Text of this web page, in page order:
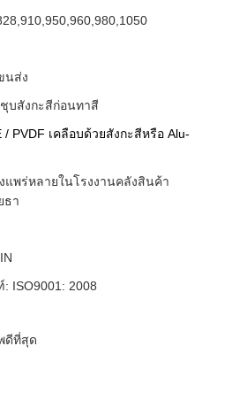
นส่ง
บสังกะสีก่อนทาสี
/ PVDF เคลือบด้วยสังกะสีหรือ Alu-
แพร่หลายในโรงงานคลังสินค้า
ธา
ISO9001: 2008
ดีที่สุด